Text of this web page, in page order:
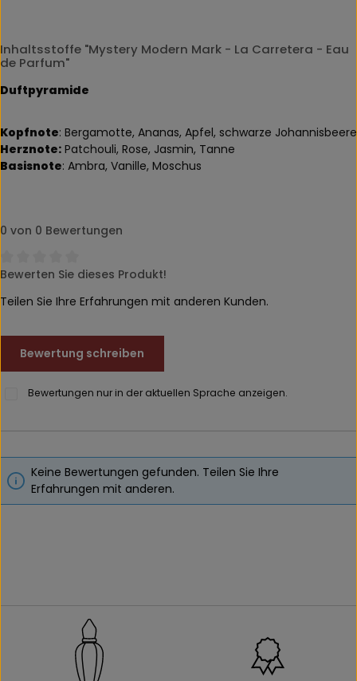
Inhaltsstoffe "Mystery Modern Mark - La Carretera - Eau
de Parfum"
Duftpyramide
Kopfnote: Bergamotte, Ananas, Apfel, schwarze Johannisbeere
Herznote: Patchouli, Rose, Jasmin, Tanne
Basisnote: Ambra, Vanille, Moschus
0 von 0 Bewertungen
Durchschnittliche Bewertung von 0 von 5 Sternen
Bewerten Sie dieses Produkt!
Teilen Sie Ihre Erfahrungen mit anderen Kunden.
Bewertung schreiben
Bewertungen nur in der aktuellen Sprache anzeigen.
Keine Bewertungen gefunden. Teilen Sie Ihre
Erfahrungen mit anderen.